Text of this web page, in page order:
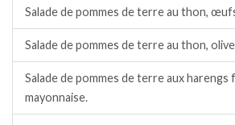
Salade de pommes de terre au thon,
Salade de pommes de terre au thon,
Salade de pommes de terre aux harengs
mayonnaise.